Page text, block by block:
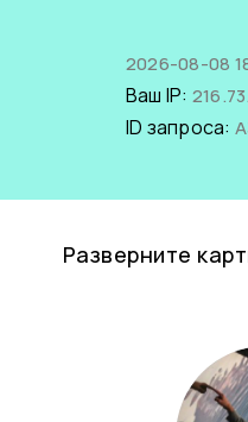
2026-08-08
Ваш IP:
ID запроса:
Разверните